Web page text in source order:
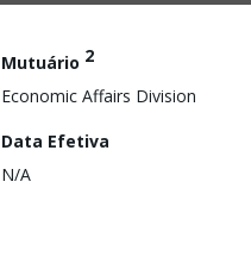
Mutuário 2
Economic Affairs Division
Data Efetiva
N/A